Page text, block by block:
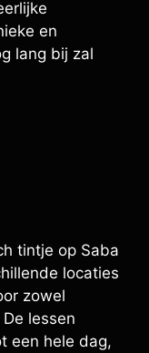
en
lang bij zal
tintje op Saba
locaties
zowel
lessen
een hele dag,